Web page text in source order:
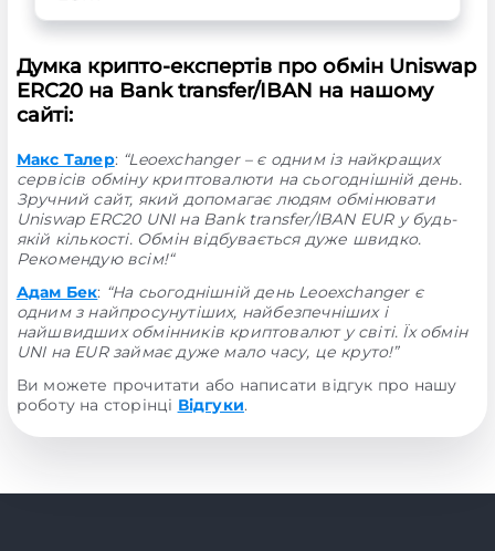
Думка крипто-експертів про обмін Uniswap
ERC20 на Bank transfer/IBAN на нашому
сайті:
Макс Талер: “Leoexchanger – є одним із найкращих
сервісів обміну криптовалюти на сьогоднішній день.
Зручний сайт, який допомагає людям обмінювати
Uniswap ERC20 UNI на Bank transfer/IBAN EUR у будь-
якій кількості. Обмін відбувається дуже швидко.
Рекомендую всім!“
Адам Бек: “На сьогоднішній день Leoexchanger є
одним з найпросунутіших, найбезпечніших і
найшвидших обмінників криптовалют у світі. Їх обмін
UNI на EUR займає дуже мало часу, це круто!”
Ви можете прочитати або написати відгук про нашу
роботу на сторінці Відгуки.